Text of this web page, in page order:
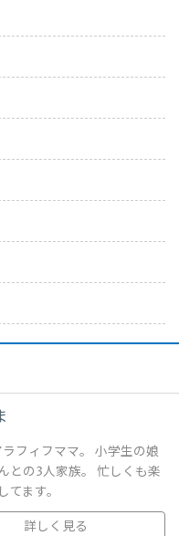
フィフママ。 小学生の娘
との3人家族。 忙しくも楽
てます。
詳しく見る